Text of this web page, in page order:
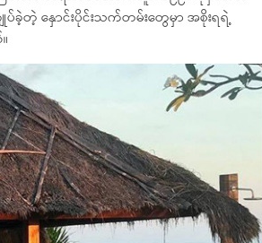
ပ်ခဲ့တဲ့ နှောင်းပိုင်းသက်တမ်းတွေမှာ အစိုးရရဲ့